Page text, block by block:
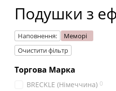
Подушки з
Наповнення:
Меморі
Очистити фільтр
Торгова Марка
BRECKLE (Німеччина) 0